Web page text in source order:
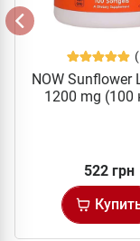
NOW Sunflower
1200 mg (100
522 грн